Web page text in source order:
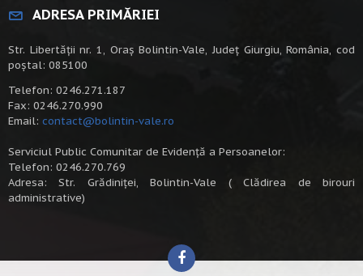
ADRESA PRIMĂRIEI
Str. Libertății nr. 1, Oraș Bolintin-Vale, Județ Giurgiu, România, cod
poștal: 085100
Telefon: 0246.271.187
Fax: 0246.270.990
Email: contact@bolintin-vale.ro
Serviciul Public Comunitar de Evidență a Persoanelor:
Telefon: 0246.270.769
Adresa: Str. Grădiniței, Bolintin-Vale ( Clădirea de birouri
administrative)